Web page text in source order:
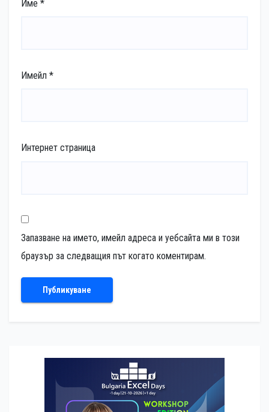
Име *
Имейл *
Интернет страница
Запазване на името, имейл адреса и уебсайта ми в този
браузър за следващия път когато коментирам.